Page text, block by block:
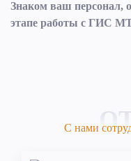
Знаком ваш персонал,
этапе работы с ГИС
С нами